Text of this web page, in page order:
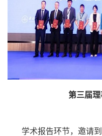
第三届
学术报告环节，邀请到